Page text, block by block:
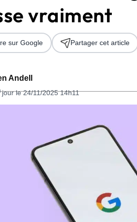
vraiment
Andell
jour le 24/11/2025 14h11
sur Google Partager cet article